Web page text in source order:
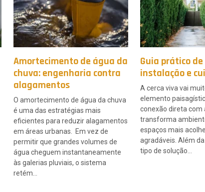
Amortecimento de água da
chuva: engenharia contra
alagamentos
O amortecimento de água da chuva
é uma das estratégias mais
eficientes para reduzir alagamentos
em áreas urbanas. Em vez de
permitir que grandes volumes de
água cheguem instantaneamente
às galerias pluviais, o sistema
retém…
Guia prático
instalação e
A cerca viva vai
elemento
conexão direta com
transforma
espaços mais
agradáveis. Além
tipo de solução…